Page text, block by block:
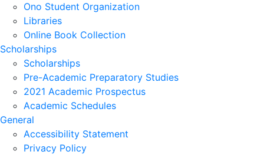
Ono Student Organization
Libraries
Online Book Collection
Scholarships
Scholarships
Pre-Academic Preparatory Studies
2021 Academic Prospectus
Academic Schedules
General
Accessibility Statement
Privacy Policy